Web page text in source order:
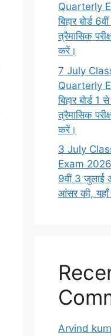
Quarterly
बिहार बोर्ड
त्रैमासिक
करें।
7 July
Quarterly
बिहार बोर्ड
त्रैमासिक
करें।
3 July
Exam 2026
9वीं 3 जुलाई
आंसर की, यहाँ
Arvind